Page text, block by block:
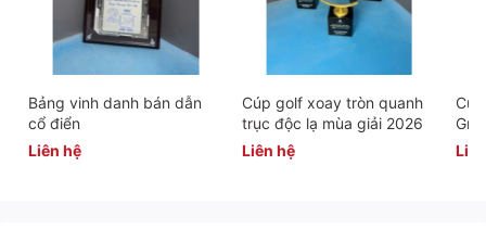
Bảng vinh danh bán dẫn
cổ điển
Liên hệ
Cúp golf xoay tròn quanh
trục độc lạ mùa giải 2026
Liên hệ